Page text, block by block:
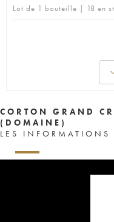
Lot de 1 bouteille | 18 en
CORTON GRAND
(DOMAINE)
LES INFORMATIONS